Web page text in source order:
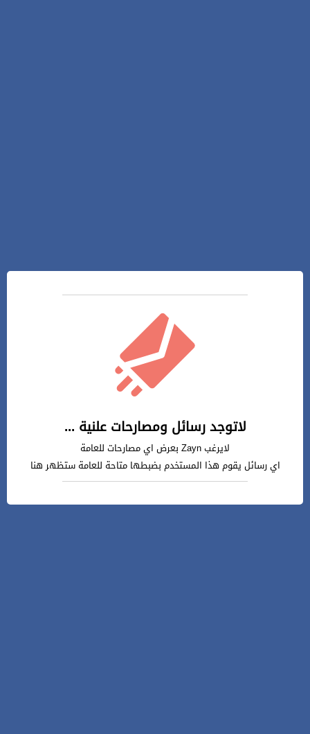
لاتوجد رسائل ومصارحات علنية ...
لايرغب Zayn بعرض اي مصارحات للعامة
اي رسائل يقوم هذا المستخدم بضبطها متاحة للعامة ستظهر هنا